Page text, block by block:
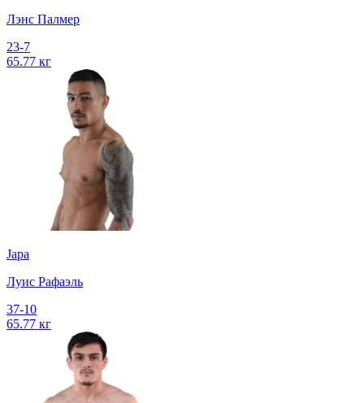
Лэнс Палмер
23-7
65.77 кг
Japa
Луис Рафаэль
37-10
65.77 кг